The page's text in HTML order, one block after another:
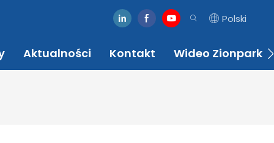
Polski
Aktualności Kontakt Wideo Zionpark